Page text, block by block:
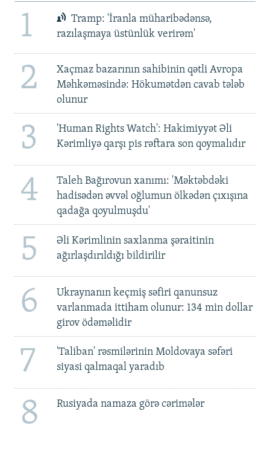
1
Tramp: 'İranla müharibədənsə,
razılaşmaya üstünlük verirəm'
2
Xaçmaz bazarının sahibinin qətli Avropa
Məhkəməsində: Hökumətdən cavab tələb
olunur
3
'Human Rights Watch': Hakimiyyət Əli
Kərimliyə qarşı pis rəftara son qoymalıdır
4
Taleh Bağırovun xanımı: 'Məktəbdəki
hadisədən əvvəl oğlumun ölkədən çıxışına
qadağa qoyulmuşdu'
5
Əli Kərimlinin saxlanma şəraitinin
ağırlaşdırıldığı bildirilir
6
Ukraynanın keçmiş səfiri qanunsuz
varlanmada ittiham olunur: 134 min dollar
girov ödəməlidir
7
'Taliban' rəsmilərinin Moldovaya səfəri
siyasi qalmaqal yaradıb
8 Rusiyada namaza görə cərimələr